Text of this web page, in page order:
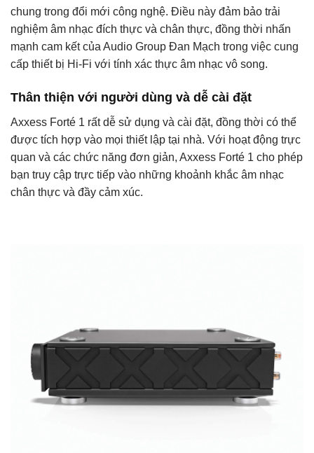
chung trong đổi mới công nghệ. Điều này đảm bảo trải
nghiệm âm nhạc đích thực và chân thực, đồng thời nhấn
mạnh cam kết của Audio Group Đan Mạch trong việc cung
cấp thiết bị Hi-Fi với tính xác thực âm nhạc vô song.
Thân thiện với người dùng và dễ cài đặt
Axxess Forté 1 rất dễ sử dụng và cài đặt, đồng thời có thể
được tích hợp vào mọi thiết lập tại nhà. Với hoạt động trực
quan và các chức năng đơn giản, Axxess Forté 1 cho phép
bạn truy cập trực tiếp vào những khoảnh khắc âm nhạc
chân thực và đầy cảm xúc.